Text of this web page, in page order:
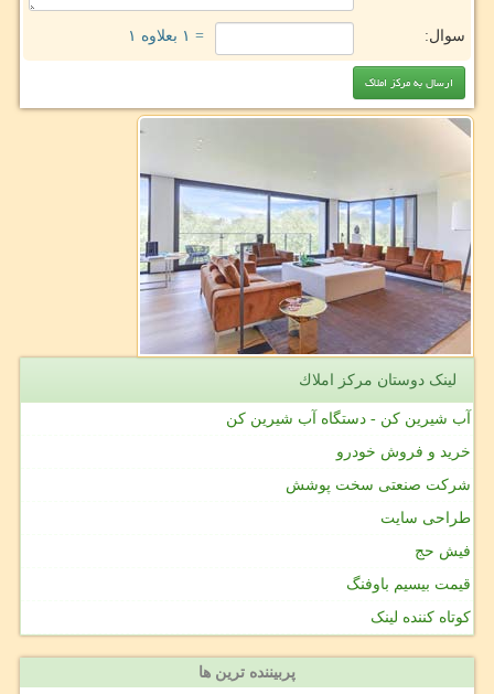
سوال: = ۱ بعلاوه ۱
لینک دوستان مركز املاك
آب شیرین کن - دستگاه آب شیرین کن
خرید و فروش خودرو
شرکت صنعتی سخت پوشش
طراحی سایت
فیش حج
قیمت بیسیم باوفنگ
کوتاه کننده لینک
پربیننده ترین ها